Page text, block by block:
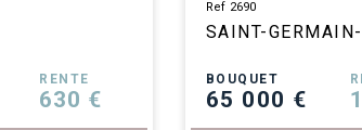
RENTE
630 €
Ref 2690
SAINT-
BOUQUET
65 000 €